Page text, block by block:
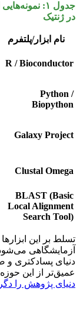
جدول ۱:
در ژنتیک
نام ابزار/پلتفرم
R / Bioconductor
Python /
Biopython
Galaxy Project
Clustal Omega
BLAST (Basic
Local Alignment
Search Tool)
تسلط بر این
آزمایشگاهی
دنیای پسادکتری و
عمیق‌تر از این
دنیای پژوهش را